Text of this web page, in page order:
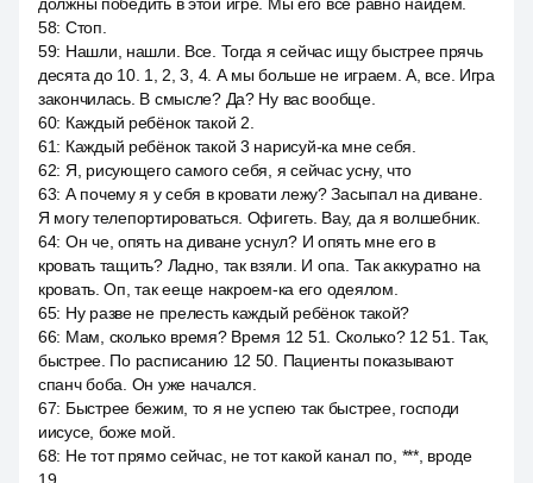
58: Стоп.
59: Нашли, нашли. Все. Тогда я сейчас ищу быстрее прячь
десята до 10. 1, 2, 3, 4. А мы больше не играем. А, все. Игра
закончилась. В смысле? Да? Ну вас вообще.
60: Каждый ребёнок такой 2.
61: Каждый ребёнок такой 3 нарисуй-ка мне себя.
62: Я, рисующего самого себя, я сейчас усну, что
63: А почему я у себя в кровати лежу? Засыпал на диване.
Я могу телепортироваться. Офигеть. Вау, да я волшебник.
64: Он че, опять на диване уснул? И опять мне его в
кровать тащить? Ладно, так взяли. И опа. Так аккуратно на
кровать. Оп, так ееще накроем-ка его одеялом.
65: Ну разве не прелесть каждый ребёнок такой?
66: Мам, сколько время? Время 12 51. Сколько? 12 51. Так,
быстрее. По расписанию 12 50. Пациенты показывают
спанч боба. Он уже начался.
67: Быстрее бежим, то я не успею так быстрее, господи
иисусе, боже мой.
68: Не тот прямо сейчас, не тот какой канал по, ***, вроде